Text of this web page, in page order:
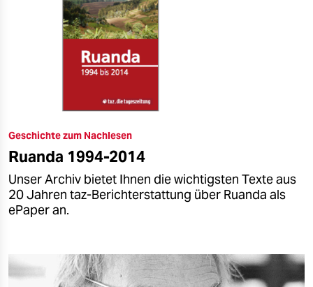
Geschichte zum Nachlesen
Ruanda 1994-2014
Unser Archiv bietet Ihnen die wichtigsten Texte aus
20 Jahren taz-Berichterstattung über Ruanda als
ePaper an.